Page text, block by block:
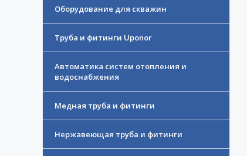
Оборудование для скважин
Труба и фитинги Uponor
Автоматика систем отопления и
водоснабжения
Медная труба и фитинги
Нержавеющая труба и фитинги